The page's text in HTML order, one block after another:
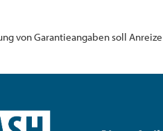
von Garantieangaben soll